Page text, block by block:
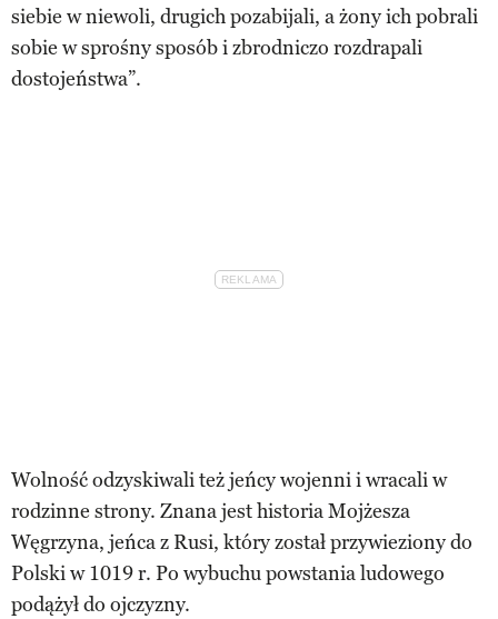
siebie w niewoli, drugich pozabijali, a żony ich pobrali
sobie w sprośny sposób i zbrodniczo rozdrapali
dostojeństwa”.
Wolność odzyskiwali też jeńcy wojenni i wracali w
rodzinne strony. Znana jest historia Mojżesza
Węgrzyna, jeńca z Rusi, który został przywieziony do
Polski w 1019 r. Po wybuchu powstania ludowego
podążył do ojczyzny.